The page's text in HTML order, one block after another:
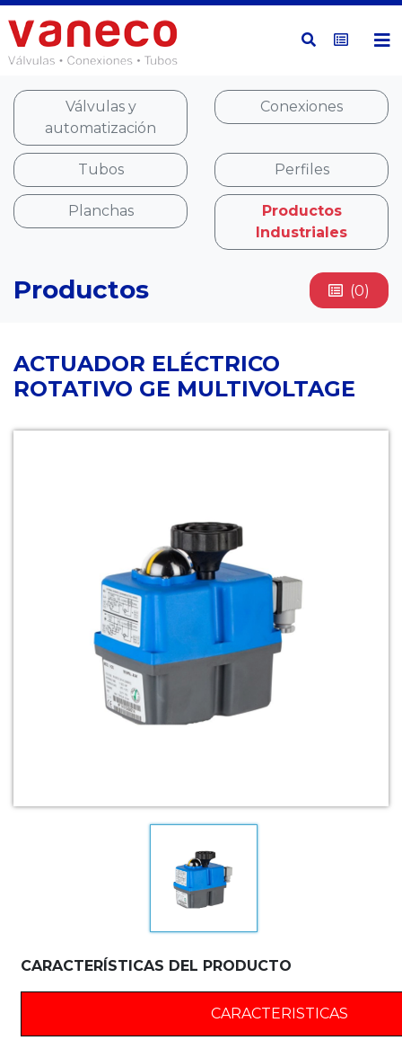
Válvulas y
automatización
Conexiones
Tubos Perfiles
Planchas
Productos
Industriales
Productos (0)
ACTUADOR ELÉCTRICO
ROTATIVO GE MULTIVOLTAGE
CARACTERÍSTICAS DEL PRODUCTO
CARACTERISTICAS